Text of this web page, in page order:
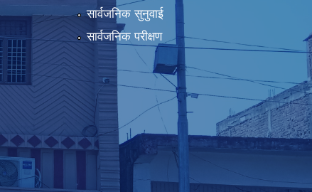
सार्वजनिक सुनुवाई
सार्वजनिक परीक्षण